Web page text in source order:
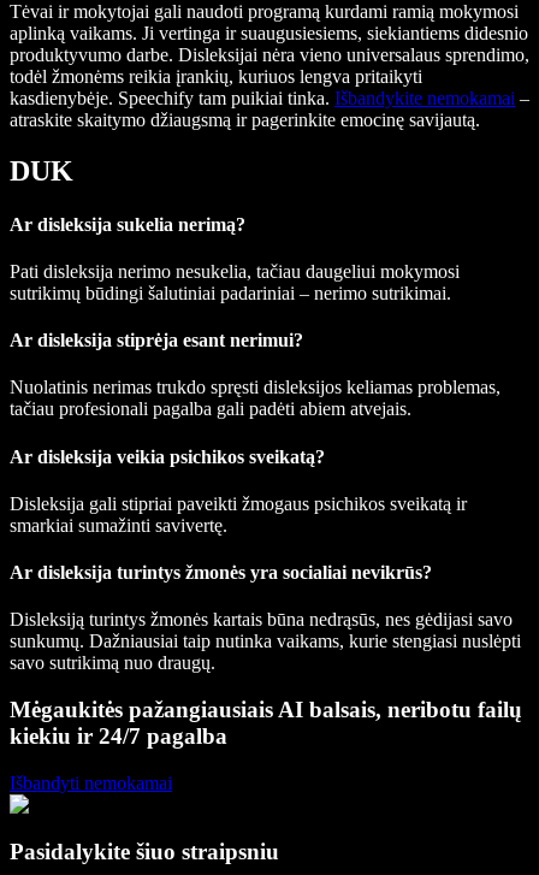
Tėvai ir mokytojai gali naudoti programą kurdami ramią mokymosi
aplinką vaikams. Ji vertinga ir suaugusiesiems, siekiantiems didesnio
produktyvumo darbe. Disleksijai nėra vieno universalaus sprendimo,
todėl žmonėms reikia įrankių, kuriuos lengva pritaikyti
kasdienybėje. Speechify tam puikiai tinka. Išbandykite nemokamai –
atraskite skaitymo džiaugsmą ir pagerinkite emocinę savijautą.
DUK
Ar disleksija sukelia nerimą?
Pati disleksija nerimo nesukelia, tačiau daugeliui mokymosi
sutrikimų būdingi šalutiniai padariniai – nerimo sutrikimai.
Ar disleksija stiprėja esant nerimui?
Nuolatinis nerimas trukdo spręsti disleksijos keliamas problemas,
tačiau profesionali pagalba gali padėti abiem atvejais.
Ar disleksija veikia psichikos sveikatą?
Disleksija gali stipriai paveikti žmogaus psichikos sveikatą ir
smarkiai sumažinti savivertę.
Ar disleksija turintys žmonės yra socialiai nevikrūs?
Disleksiją turintys žmonės kartais būna nedrąsūs, nes gėdijasi savo
sunkumų. Dažniausiai taip nutinka vaikams, kurie stengiasi nuslėpti
savo sutrikimą nuo draugų.
Mėgaukitės pažangiausiais AI balsais, neribotu failų
kiekiu ir 24/7 pagalba
Išbandyti nemokamai
Pasidalykite šiuo straipsniu